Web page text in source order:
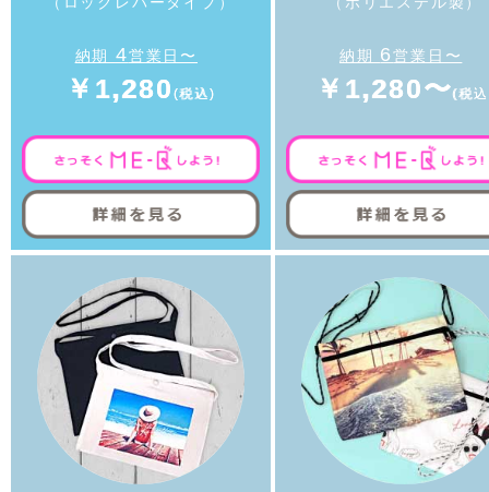
納期 4営業日〜
￥1,280
納期 6営業日〜
￥1,280〜